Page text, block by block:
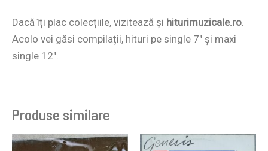
Dacă îți plac colecțiile, vizitează și hiturimuzicale.ro
Acolo vei găsi compilații, hituri pe single 7″ și maxi
single 12″.
Produse similare